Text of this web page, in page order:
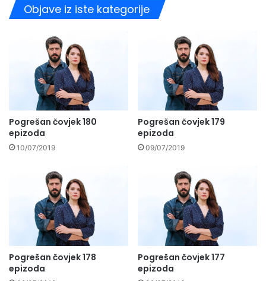
Objave iz iste kategorije
Pogrešan čovjek 180
epizoda
10/07/2019
Pogrešan čovjek 179
epizoda
09/07/2019
Pogrešan čovjek 178
epizoda
Pogrešan čovjek 177
epizoda